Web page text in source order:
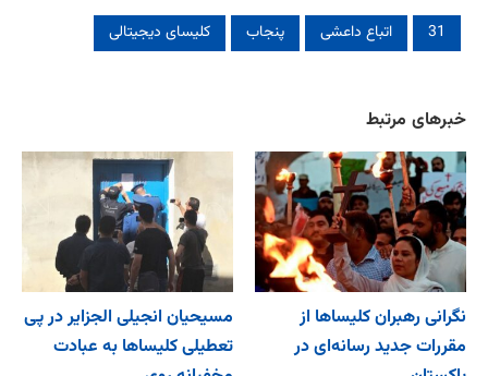
31 اتباع داعشی پنجاب کلیسای دیجیتالی
خبرهای مرتبط
نگرانی رهبران کلیساها از
مقررات جدید رسانه‌ای در
مسیحیان انجیلی الجزایر در پی
تعطیلی کلیساها به عبادت